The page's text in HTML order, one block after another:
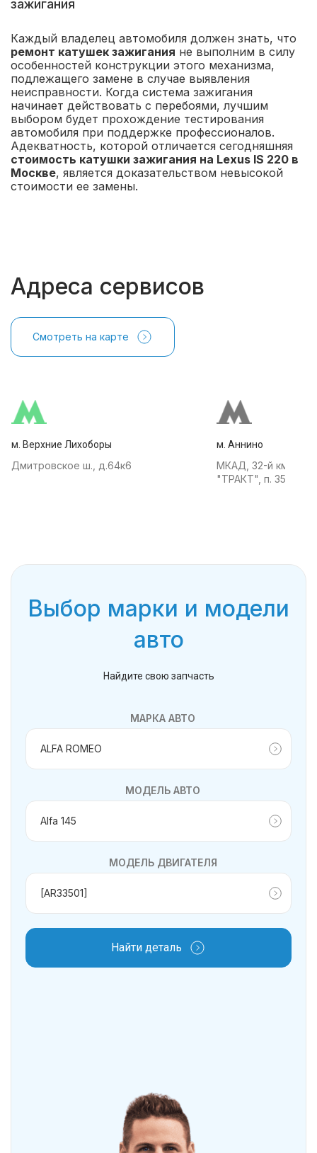
зажигания
Каждый владелец автомобиля должен знать, что
ремонт катушек зажигания не выполним в силу
особенностей конструкции этого механизма,
подлежащего замене в случае выявления
неисправности. Когда система зажигания
начинает действовать с перебоями, лучшим
выбором будет прохождение тестирования
автомобиля при поддержке профессионалов.
Адекватность, которой отличается сегодняшняя
стоимость катушки зажигания на Lexus IS 220 в
Москве, является доказательством невысокой
стоимости ее замены.
Адреса сервисов
Смотреть на карте
м. Верхние Лихоборы
Дмитровское ш., д.64к6
м. Аннино
МКАД, 32-й км, АТК
"ТРАКТ", п. 35
Выбор марки и модели
авто
Найдите свою запчасть
МАРКА АВТО
МОДЕЛЬ АВТО
МОДЕЛЬ ДВИГАТЕЛЯ
Найти деталь